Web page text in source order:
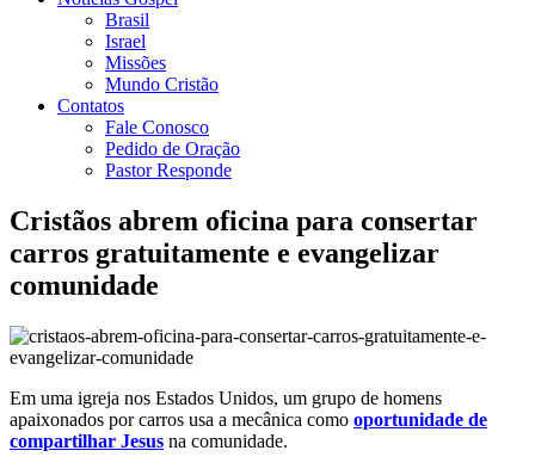
Brasil
Israel
Missões
Mundo Cristão
Contatos
Fale Conosco
Pedido de Oração
Pastor Responde
Cristãos abrem oficina para consertar
carros gratuitamente e evangelizar
comunidade
Em uma igreja nos Estados Unidos, um grupo de homens
apaixonados por carros usa a mecânica como oportunidade de
compartilhar Jesus na comunidade.